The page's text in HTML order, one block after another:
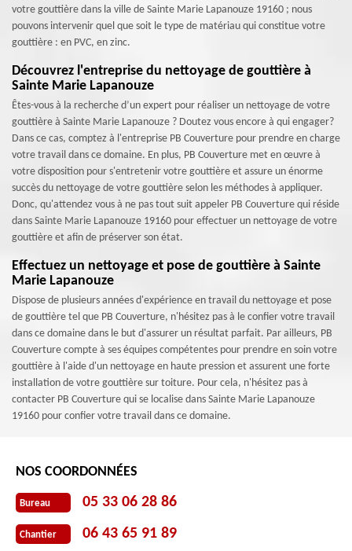
votre gouttière dans la ville de Sainte Marie Lapanouze 19160 ; nous
pouvons intervenir quel que soit le type de matériau qui constitue votre
gouttière : en PVC, en zinc.
Découvrez l'entreprise du nettoyage de gouttière à
Sainte Marie Lapanouze
Êtes-vous à la recherche d’un expert pour réaliser un nettoyage de votre
gouttière à Sainte Marie Lapanouze ? Doutez vous encore à qui engager?
Dans ce cas, comptez à l'entreprise PB Couverture pour prendre en charge
votre travail dans ce domaine. En plus, PB Couverture met en œuvre à
votre disposition pour s'entretenir votre gouttière et assure un énorme
succès du nettoyage de votre gouttière selon les méthodes à appliquer.
Donc, qu'attendez vous à ne pas tout suit appeler PB Couverture qui réside
dans Sainte Marie Lapanouze 19160 pour effectuer un nettoyage de votre
gouttière et afin de préserver son état.
Effectuez un nettoyage et pose de gouttière à Sainte
Marie Lapanouze
Dispose de plusieurs années d'expérience en travail du nettoyage et pose
de gouttière tel que PB Couverture, n'hésitez pas à le confier votre travail
dans ce domaine dans le but d'assurer un résultat parfait. Par ailleurs, PB
Couverture compte à ses équipes compétentes pour prendre en soin votre
gouttière à l'aide d'un nettoyage en haute pression et assurent une forte
installation de votre gouttière sur toiture. Pour cela, n'hésitez pas à
contacter PB Couverture qui se localise dans Sainte Marie Lapanouze
19160 pour confier votre travail dans ce domaine.
NOS COORDONNÉES
Bureau 05 33 06 28 86
Chantier 06 43 65 91 89